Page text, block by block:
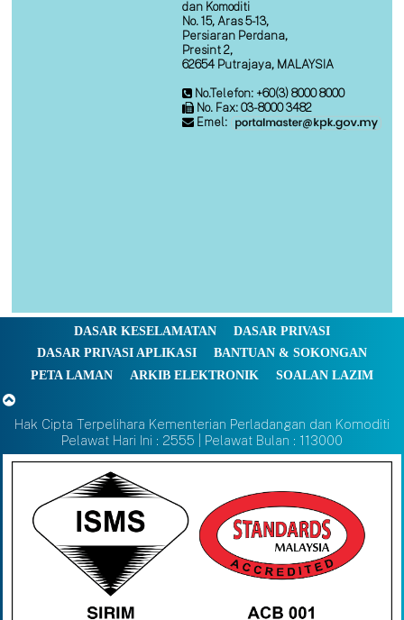
dan Komoditi
No. 15, Aras 5-13,
Persiaran Perdana,
Presint 2,
62654 Putrajaya, MALAYSIA
No.Telefon: +60(3) 8000 8000
No. Fax: 03-8000 3482
Emel:
DASAR KESELAMATAN
DASAR PRIVASI
DASAR PRIVASI APLIKASI
BANTUAN & SOKONGAN
PETA LAMAN
ARKIB ELEKTRONIK SOALAN LAZIM
Hak Cipta Terpelihara Kementerian Perladangan dan Komoditi
Pelawat Hari Ini : 2555 | Pelawat Bulan : 113000